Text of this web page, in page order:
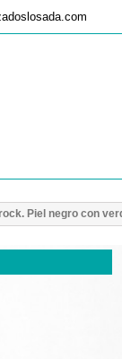
Piel negro con